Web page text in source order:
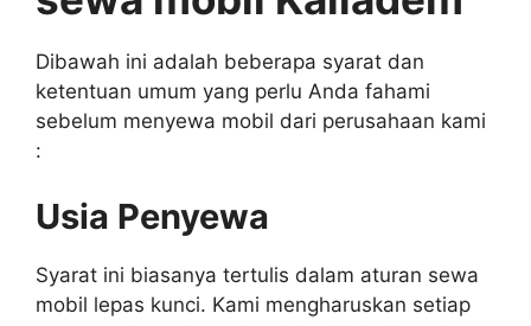
Dibawah ini adalah beberapa syarat dan
ketentuan umum yang perlu Anda fahami
sebelum menyewa mobil dari perusahaan kami
:
Usia Penyewa
Syarat ini biasanya tertulis dalam aturan sewa
mobil lepas kunci. Kami mengharuskan setiap